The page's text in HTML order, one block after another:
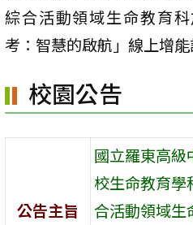
內
容
綜合活動領域生命教育
考：智慧的啟航」線上增
校園公告
公告主旨
國立羅東高
校生命教育學
合活動領域生